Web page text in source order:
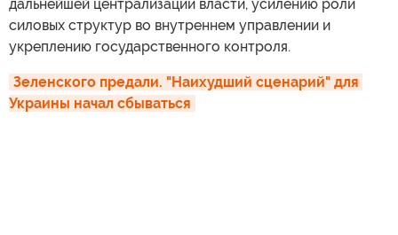
дальнейшей централизации власти, усилению роли
силовых структур во внутреннем управлении и
укреплению государственного контроля.
Зеленского предали. "Наихудший сценарий" для
Украины начал сбываться